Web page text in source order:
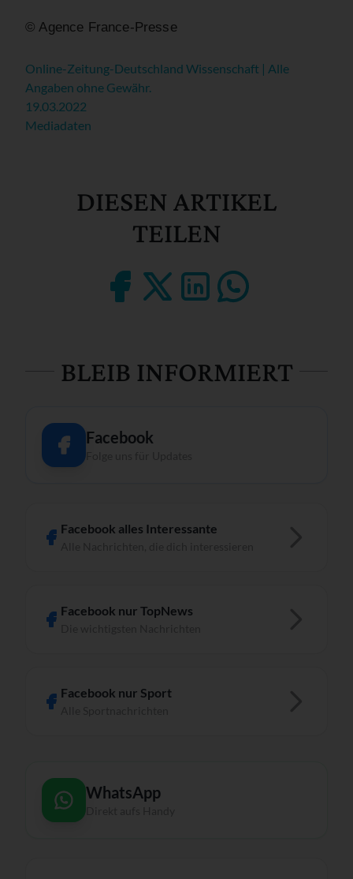
© Agence France-Presse
Online-Zeitung-Deutschland Wissenschaft | Alle
Angaben ohne Gewähr.
19.03.2022
Mediadaten
DIESEN ARTIKEL
TEILEN
BLEIB INFORMIERT
Facebook
Facebook alles Interessante
Facebook nur TopNews
Facebook nur Sport
WhatsApp